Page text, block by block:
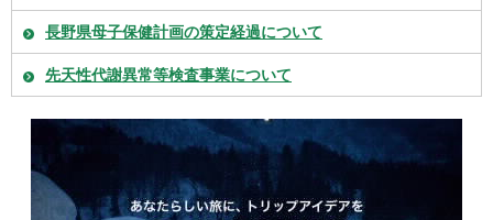
長野県母子保健計画の策定経過について
先天性代謝異常等検査事業について